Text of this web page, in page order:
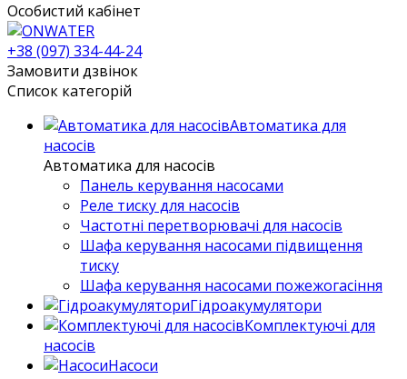
Особистий кабінет
+38 (097) 334-44-24
Замовити дзвінок
Список категорій
Автоматика для
насосів
Автоматика для насосів
Панель керування насосами
Реле тиску для насосів
Частотні перетворювачі для насосів
Шафа керування насосами підвищення
тиску
Шафа керування насосами пожежогасіння
Гідроакумулятори
Комплектуючі для
насосів
Насоси